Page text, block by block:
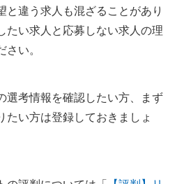
と違う求人も混ざることがあり
たい求人と応募しない求人の理
い。
選考情報を確認したい方、まず
たい方は登録しておきましょ